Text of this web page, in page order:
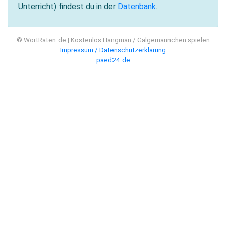
Unterricht) findest du in der Datenbank.
© WortRaten.de | Kostenlos Hangman / Galgemännchen spielen
Impressum / Datenschutzerklärung
paed24.de